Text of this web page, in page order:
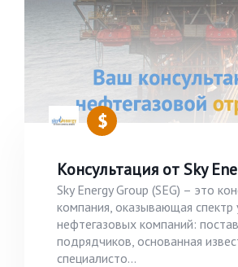
Консультация от Sky
Sky Energy Group (SEG) – это
компания, оказывающая спектр
нефтегазовых компаний:
подрядчиков, основанная
специалисто...